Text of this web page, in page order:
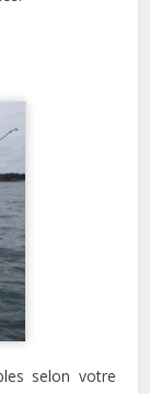
selon votre